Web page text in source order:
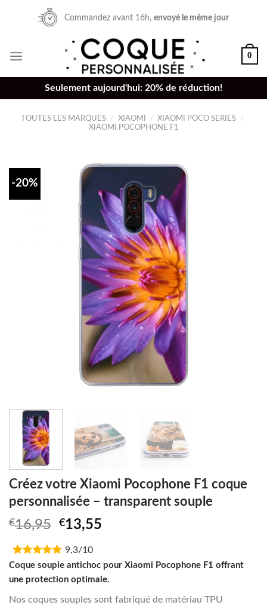
Commandez avant 16h,envoyé le même jour
0
Seulement aujourd'hui: 20% de réduction!
TOUTES LES MARQUES / XIAOMI / XIAOMI POCO SERIES
/
XIAOMI POCOPHONE F1
-20%
Créez votre Xiaomi Pocophone F1 coque
personnalisée – transparent souple
€16,95 Original
was:
€16,95.
€13,55
€13,55.
9,3/10
Coque souple antichoc pour Xiaomi Pocophone F1 offrant
une protection optimale.
Nos coques souples sont fabriqué de matériau TPU